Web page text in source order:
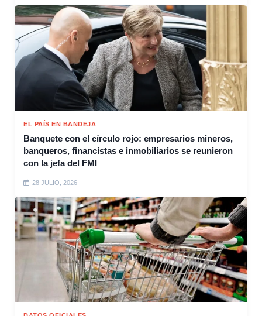
EL PAÍS EN BANDEJA
Banquete con el círculo rojo: empresarios mineros,
banqueros, financistas e inmobiliarios se reunieron
con la jefa del FMI
28 JULIO, 2026